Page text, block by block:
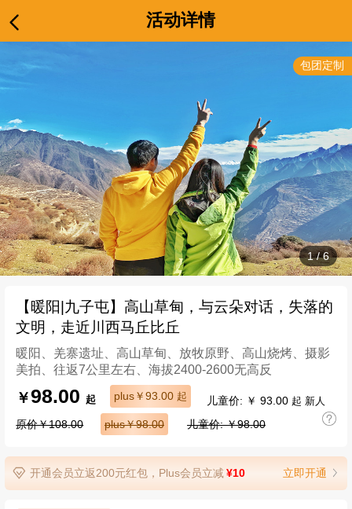
活动详情
1/6
【暖阳|九子屯】高山草甸，与云朵对话，失落的
文明，走近川西马丘比丘
暖阳、羌寨遗址、高山草甸、放牧原野、高山烧烤、摄影
美拍、往返7公里左右、海拔2400-2600无高反
￥98.00起 plus￥93.00 起 儿童价: ￥ 93.00 起 新人
原价￥108.00 plus￥98.00 儿童价: ￥98.00
开通会员立返200元红包，Plus会员立减¥10 立即开通
包团定制